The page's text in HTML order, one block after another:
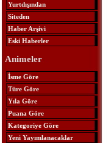
Yurtdışından
Siteden
Haber Arşivi
Eski Haberler
Animeler
İsme Göre
Türe Göre
Yıla Göre
Puana Göre
Kategoriye Göre
Yeni Yayımlanacaklar